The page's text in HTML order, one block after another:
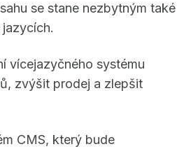
se stane nezbytným také
vícejazyčného systému
zvýšit prodej a zlepšit
CMS, který bude